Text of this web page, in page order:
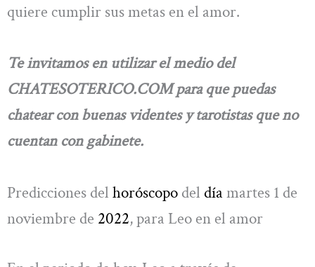
quiere cumplir sus metas en el amor.
Te invitamos en utilizar el medio del
CHATESOTERICO.COM para que puedas
chatear con buenas videntes y tarotistas que no
cuentan con gabinete.
Predicciones del horóscopo del díamartes 1 de
noviembre de 2022, para Leo en el amor